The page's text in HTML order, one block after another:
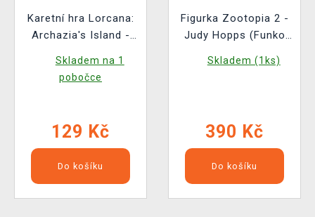
Karetní hra Lorcana:
Archazia's Island -
Skladem na 1
pobočce
129 Kč
Do košíku
Figurka Zootopia 2 -
Judy Hopps (Funko
Skladem (1ks)
390 Kč
Do košíku